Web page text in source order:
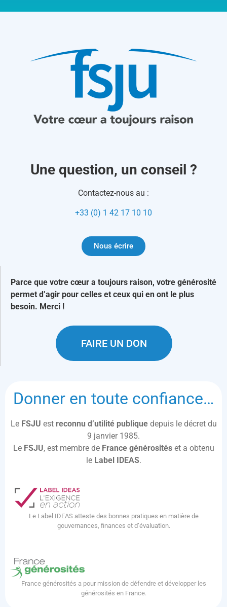
Une question, un conseil ?
Contactez-nous au :
+33 (0) 1 42 17 10 10
Nous écrire
Parce que votre cœur a toujours raison, votre générosité
permet d’agir pour celles et ceux qui en ont le plus
besoin. Merci !
FAIRE UN DON
Donner en toute confiance…
Le FSJU est reconnu d’utilité publique depuis le décret du
9 janvier 1985.
Le FSJU, est membre de France générositéset a obtenu
le Label IDEAS.
Le Label IDEAS atteste des bonnes pratiques en matière de
gouvernances, finances et d’évaluation.
France générosités a pour mission de défendre et développer les
générosités en France.